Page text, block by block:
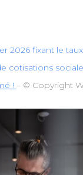
2026 fixant le
cotisations
! – © Copyright